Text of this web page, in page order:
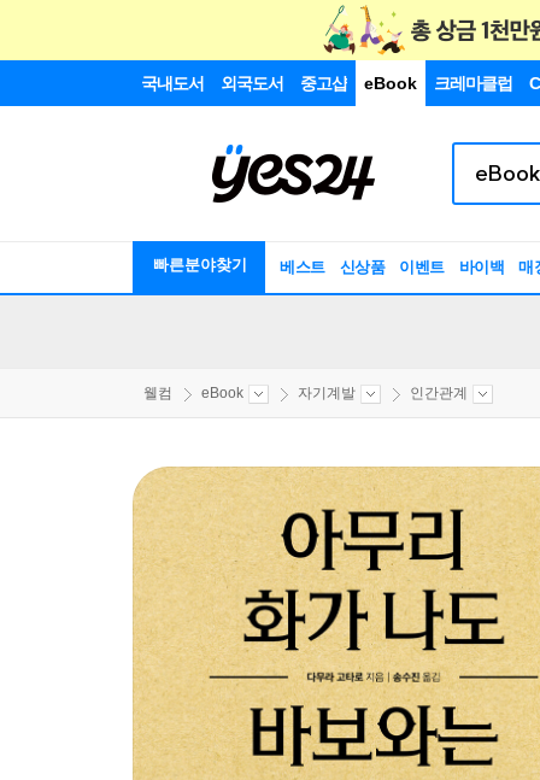
국내도서 외국도서 중고샵 eBook 크레마클럽
빠른분야찾기 베스트 신상품 이벤트 바이백 매
웰컴 eBook 자기계발 인간관계